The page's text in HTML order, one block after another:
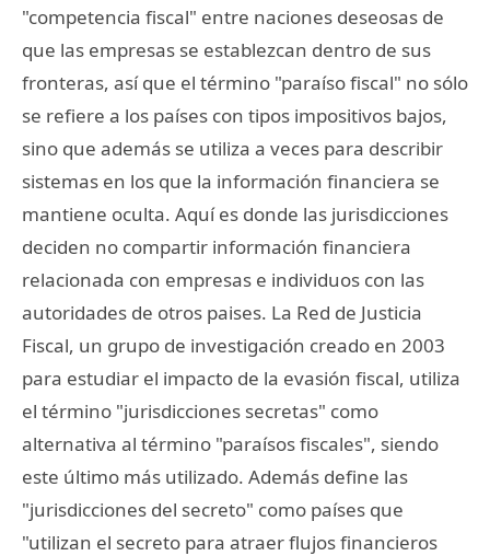
"competencia fiscal" entre naciones deseosas de
que las empresas se establezcan dentro de sus
fronteras, así que el término "paraíso fiscal" no sólo
se refiere a los países con tipos impositivos bajos,
sino que además se utiliza a veces para describir
sistemas en los que la información financiera se
mantiene oculta. Aquí es donde las jurisdicciones
deciden no compartir información financiera
relacionada con empresas e individuos con las
autoridades de otros paises. La Red de Justicia
Fiscal, un grupo de investigación creado en 2003
para estudiar el impacto de la evasión fiscal, utiliza
el término "jurisdicciones secretas" como
alternativa al término "paraísos fiscales", siendo
este último más utilizado. Además define las
"jurisdicciones del secreto" como países que
"utilizan el secreto para atraer flujos financieros